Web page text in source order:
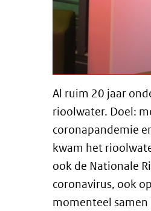
Al ruim 20 jaar
rioolwater. Doel:
coronapandemie
kwam het
ook de Nationale
coronavirus, ook
momenteel samen